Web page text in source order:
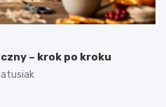
– krok po kroku